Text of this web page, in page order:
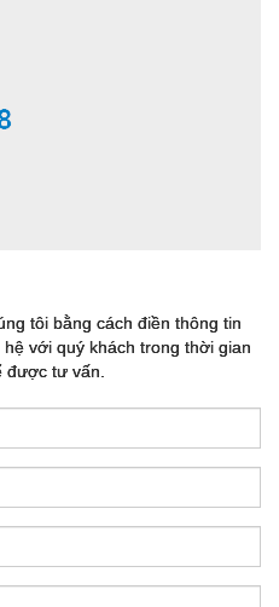
tôi bằng cách điền thông tin
với quý khách trong thời gian
được tư vấn.